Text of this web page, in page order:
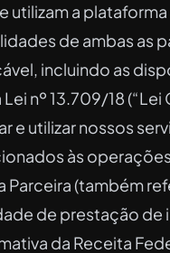
utilizam a
de ambas as
incluindo as
nº 13.709/18
e utilizar nossos
às
Parceira (também
de prestação de
da Receita